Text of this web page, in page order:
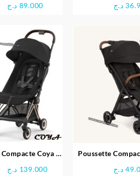
Le
était :
89.000 د.ج
est :
د.ج
Coya –
Le
139.000 د.ج
Le
Poussette
د.ج